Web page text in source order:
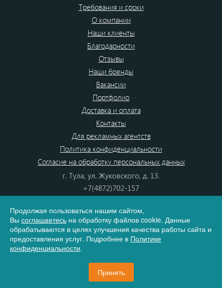
Требования и сроки
О компании
Наши клиенты
Благодарности
Отзывы
Наши бренды
Вакансии
Портфолио
Доставка и оплата
Контакты
Для рекламных агентств
Политика конфиденциальности
Согласие на обработку персональных данных
г. Тула, ул. Жуковского, д. 13.
+7(4872)702-157
8(800) 555-80-87
e-mail:info@dono.su
Продолжая пользоваться нашим сайтом,
Вы соглашаетесь на обработку файлов cookie. Данные
обрабатываются в целях улучшения качества работы сайта и
предоставления услуг. Подробнее в Политике
конфиденциальности.
Принять